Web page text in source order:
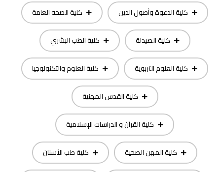
كلية الدعوة وأصول الدين كلية الصحه العامة
كلية الصيدلة كلية الطب البشري
كلية العلوم التربوية كلية العلوم والتكنولوجيا
كلية القدس المهنية
كلية القرآن و الدراسات الإسلامية
كلية المهن الصحية كلية طب الأسنان